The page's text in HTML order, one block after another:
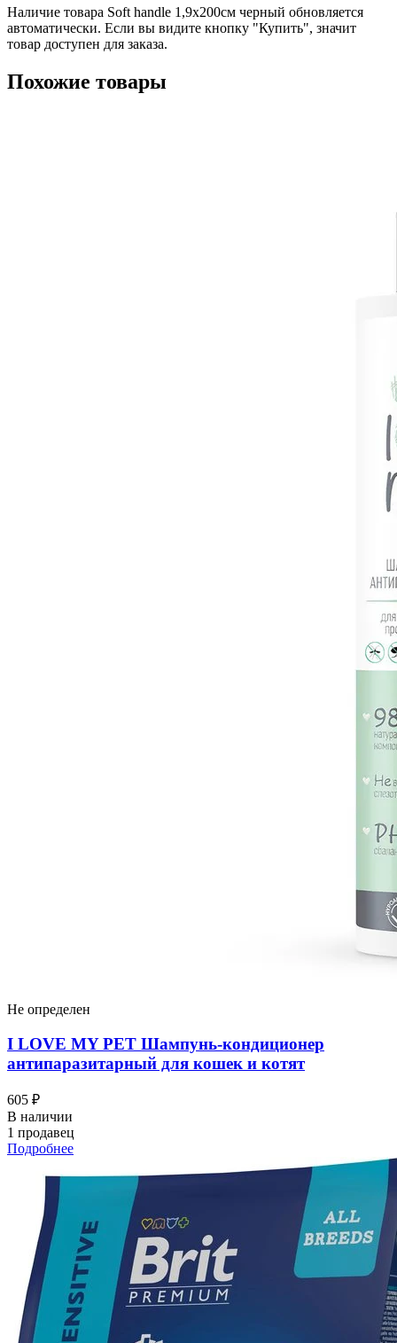
Наличие товара Soft handle 1,9x200см черный обновляется
автоматически. Если вы видите кнопку "Купить", значит
товар доступен для заказа.
Похожие товары
Не определен
I LOVЕ MY PET Шампунь-кондиционер
антипаразитарный для кошек и котят
605 ₽
В наличии
1 продавец
Подробнее